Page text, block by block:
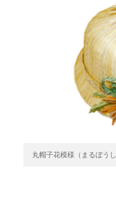
丸帽子花模様（まるぼう